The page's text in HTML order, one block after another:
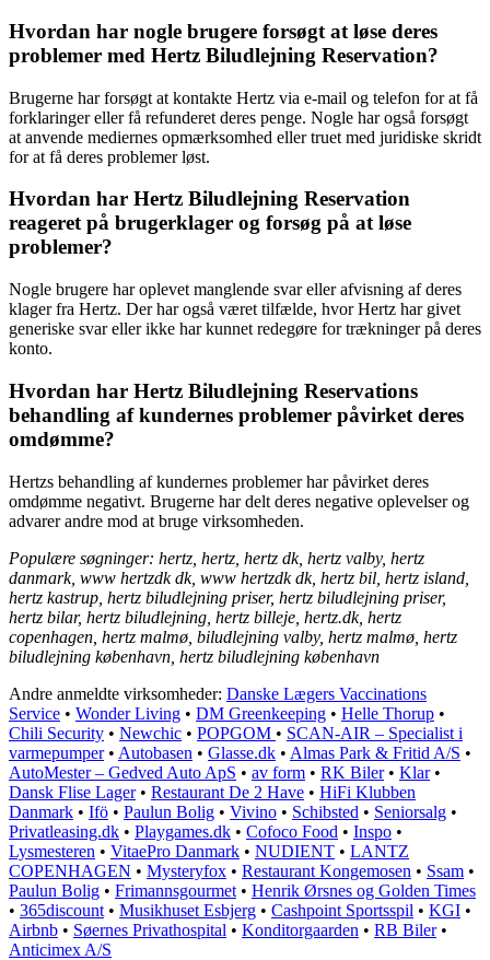
Hvordan har nogle brugere forsøgt at løse deres
problemer med Hertz Biludlejning Reservation?
Brugerne har forsøgt at kontakte Hertz via e-mail og telefon for at få
forklaringer eller få refunderet deres penge. Nogle har også forsøgt
at anvende mediernes opmærksomhed eller truet med juridiske skridt
for at få deres problemer løst.
Hvordan har Hertz Biludlejning Reservation
reageret på brugerklager og forsøg på at løse
problemer?
Nogle brugere har oplevet manglende svar eller afvisning af deres
klager fra Hertz. Der har også været tilfælde, hvor Hertz har givet
generiske svar eller ikke har kunnet redegøre for trækninger på deres
konto.
Hvordan har Hertz Biludlejning Reservations
behandling af kundernes problemer påvirket deres
omdømme?
Hertzs behandling af kundernes problemer har påvirket deres
omdømme negativt. Brugerne har delt deres negative oplevelser og
advarer andre mod at bruge virksomheden.
Populære søgninger: hertz, hertz, hertz dk, hertz valby, hertz
danmark, www hertzdk dk, www hertzdk dk, hertz bil, hertz island,
hertz kastrup, hertz biludlejning priser, hertz biludlejning priser,
hertz bilar, hertz biludlejning, hertz billeje, hertz.dk, hertz
copenhagen, hertz malmø, biludlejning valby, hertz malmø, hertz
biludlejning københavn, hertz biludlejning københavn
Andre anmeldte virksomheder: Danske Lægers Vaccinations
Service • Wonder Living • DM Greenkeeping • Helle Thorup •
Chili Security • Newchic • POPGOM • SCAN-AIR – Specialist i
varmepumper• Autobasen • Glasse.dk • Almas Park & Fritid A/S •
AutoMester – Gedved Auto ApS • av form • RK Biler• Klar•
Dansk Flise Lager• Restaurant De 2 Have • HiFi Klubben
Danmark • Ifö • Paulun Bolig • Vivino • Schibsted • Seniorsalg •
Privatleasing.dk • Playgames.dk • Cofoco Food • Inspo •
Lysmesteren • VitaePro Danmark • NUDIENT • LANTZ
COPENHAGEN • Mysteryfox • Restaurant Kongemosen • Ssam •
Paulun Bolig • Frimannsgourmet • Henrik Ørsnes og Golden Times
• 365discount • Musikhuset Esbjerg • Cashpoint Sportsspil • KGI •
Airbnb • Søernes Privathospital • Konditorgaarden • RB Biler•
Anticimex A/S